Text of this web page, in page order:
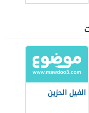
الفيل الحزين